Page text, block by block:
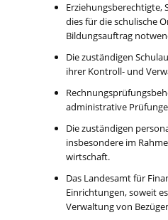
Erziehungsberechtigte,
dies für die schulische
Bildungsauftrag
Die zuständigen
ihrer Kontroll- und
administrative
Die zuständigen
insbesondere im
wirtschaft.
Das Landesamt für
Einrichtungen, soweit
Verwaltung von